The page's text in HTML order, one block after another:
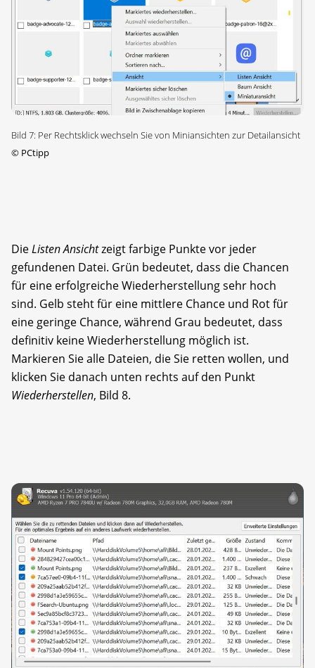
Bild 7: Per Rechtsklick wechseln Sie von Miniansichten zur Detailansicht
© PCtipp
DieListen Ansichtzeigt farbige Punkte vor jeder
gefundenen Datei. Grün bedeutet, dass die Chancen
für eine erfolgreiche Wiederherstellung sehr hoch
sind. Gelb steht für eine mittlere Chance und Rot für
eine geringe Chance, während Grau bedeutet, dass
definitiv keine Wiederherstellung möglich ist.
Markieren Sie alle Dateien, die Sie retten wollen, und
klicken Sie danach unten rechts auf den Punkt
Wiederherstellen, Bild 8.